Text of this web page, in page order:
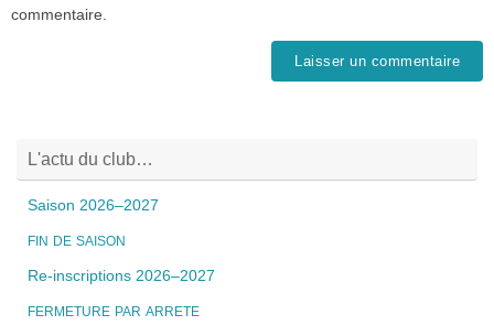
commentaire.
L'actu du club…
Saison 2026–2027
FIN DE SAISON
Re-inscriptions 2026–2027
FERMETURE PAR ARRETE